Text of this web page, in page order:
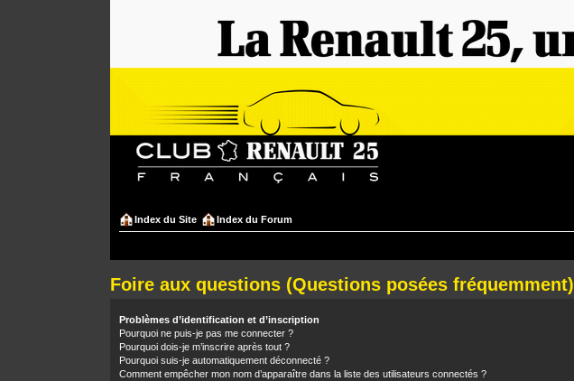
Index du Site Index du Forum
Foire aux questions (Questions posées fréquemment)
Problèmes d’identification et d’inscription
Pourquoi ne puis-je pas me connecter ?
Pourquoi dois-je m’inscrire après tout ?
Pourquoi suis-je automatiquement déconnecté ?
Comment empêcher mon nom d’apparaître dans la liste des utilisateurs connectés ?